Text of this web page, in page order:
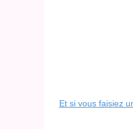
Et si vous faisiez